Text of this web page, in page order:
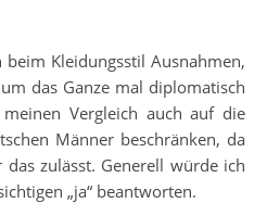
Kleidungsstil Ausnahmen,
das Ganze mal diplomatisch
Vergleich auch auf die
Männer beschränken, da
zulässt. Generell würde ich
„ja“ beantworten.